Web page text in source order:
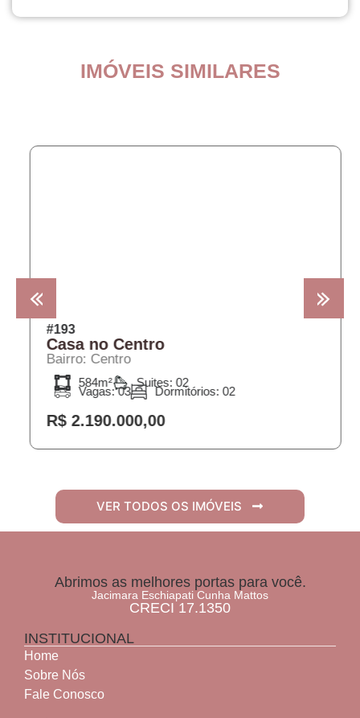
IMÓVEIS SIMILARES
#193
Casa no Centro
Bairro: Centro
584m² Suites: 02
Vagas: 03 Dormitórios: 02
R$ 2.190.000,00
VER TODOS OS IMÓVEIS
Abrimos as melhores portas para você.
Jacimara Eschiapati Cunha Mattos
CRECI 17.1350
INSTITUCIONAL
Home
Sobre Nós
Fale Conosco